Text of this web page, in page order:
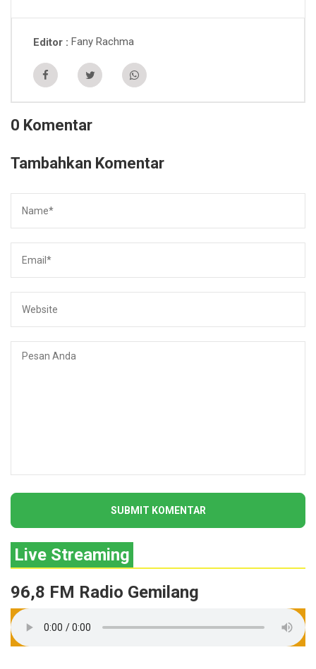
Editor Fany Rachma
0 Komentar
Tambahkan Komentar
Live Streaming
96,8 FM Radio Gemilang